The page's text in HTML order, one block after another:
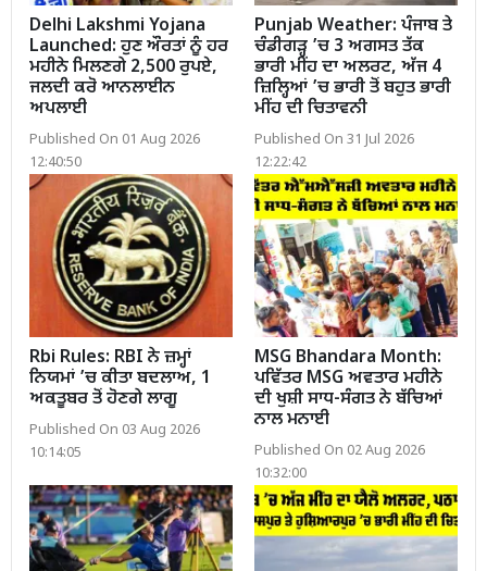
Delhi Lakshmi Yojana
Launched: ਹੁਣ ਔਰਤਾਂ ਨੂੰ ਹਰ
ਮਹੀਨੇ ਮਿਲਣਗੇ 2,500 ਰੁਪਏ,
ਜਲਦੀ ਕਰੋ ਆਨਲਾਈਨ
ਅਪਲਾਈ
Published On 01 Aug 2026
12:40:50
Punjab Weather: ਪੰਜਾਬ ਤੇ
ਚੰਡੀਗੜ੍ਹ ’ਚ 3 ਅਗਸਤ ਤੱਕ
ਭਾਰੀ ਮੀਂਹ ਦਾ ਅਲਰਟ, ਅੱਜ 4
ਜ਼ਿਲ੍ਹਿਆਂ ’ਚ ਭਾਰੀ ਤੋਂ ਬਹੁਤ ਭਾਰੀ
ਮੀਂਹ ਦੀ ਚਿਤਾਵਨੀ
Published On 31 Jul 2026
12:22:42
Rbi Rules: RBI ਨੇ ਜ਼ਮ੍ਹਾਂ
ਨਿਯਮਾਂ ’ਚ ਕੀਤਾ ਬਦਲਾਅ, 1
ਅਕਤੂਬਰ ਤੋਂ ਹੋਣਗੇ ਲਾਗੂ
Published On 03 Aug 2026
10:14:05
MSG Bhandara Month:
ਪਵਿੱਤਰ MSG ਅਵਤਾਰ ਮਹੀਨੇ
ਦੀ ਖੁਸ਼ੀ ਸਾਧ-ਸੰਗਤ ਨੇ ਬੱਚਿਆਂ
ਨਾਲ ਮਨਾਈ
Published On 02 Aug 2026
10:32:00